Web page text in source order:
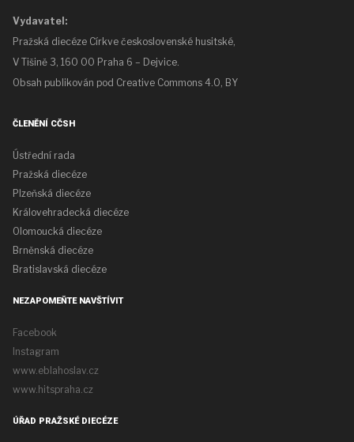
Vydavatel:
Pražská diecéze Církve československé husitské,
V Tišině 3, 160 00 Praha 6 – Dejvice.
Obsah publikován pod Creative Commons 4.0, BY
ČLENĚNÍ CČSH
Ústřední rada
Pražská diecéze
Plzeňská diecéze
Královehradecká diecéze
Olomoucká diecéze
Brněnská diecéze
Bratislavská diecéze
NEZAPOMEŇTE NAVŠTÍVIT
Facebook
Instagram
www.eblahoslav.cz
www.hitspraha.cz
ÚŘAD PRAŽSKÉ DIECÉZE